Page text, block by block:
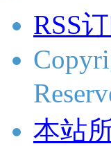
RSS
本站